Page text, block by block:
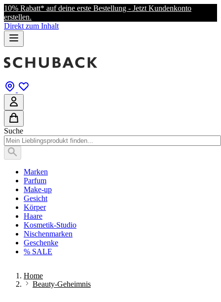
10% Rabatt* auf deine erste Bestellung - Jetzt Kundenkonto
erstellen.
Direkt zum Inhalt
Suche
Marken
Parfum
Make-up
Gesicht
Körper
Haare
Kosmetik-Studio
Nischenmarken
Geschenke
% SALE
Home
Beauty-Geheimnis